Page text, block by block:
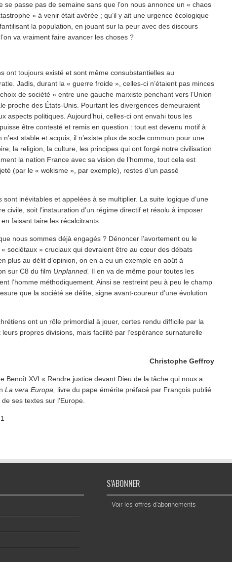
se passe pas de semaine sans que l’on nous annonce un « chaos
» à venir était avérée ; qu’il y ait une urgence écologique
la population, en jouant sur la peur avec des discours
va vraiment faire avancer les choses ?
ont toujours existé et sont même consubstantielles au
Jadis, durant la « guerre froide », celles-ci n’étaient pas minces
de société » entre une gauche marxiste penchant vers l’Union
proche des États-Unis. Pourtant les divergences demeuraient
aspects politiques. Aujourd’hui, celles-ci ont envahi tous les
être contesté et remis en question : tout est devenu motif à
stable et acquis, il n’existe plus de socle commun pour une
la religion, la culture, les principes qui ont forgé notre civilisation
la nation France avec sa vision de l’homme, tout cela est
(par le « wokisme », par exemple), restes d’un passé
sont inévitables et appelées à se multiplier. La suite logique d’une
civile, soit l’instauration d’un régime directif et résolu à imposer
faisant taire les récalcitrants.
nous sommes déjà engagés ? Dénoncer l’avortement ou le
sociétaux » cruciaux qui devraient être au cœur des débats
plus au délit d’opinion, on en a eu un exemple en août à
sur C8 du film Unplanned. Il en va de même pour toutes les
l’homme méthodiquement. Ainsi se restreint peu à peu le champ
que la société se délite, signe avant-coureur d’une évolution
ont un rôle primordial à jouer, certes rendu difficile par la
propres divisions, mais facilité par l’espérance surnaturelle
Christophe Geffroy
Benoît XVI « Rendre justice devant Dieu de la tâche qui nous a
La vera Europa,
livre du pape émérite préfacé par François publié
ses textes sur l’Europe.
S’ABONNER
Voir les offres d'abonnements